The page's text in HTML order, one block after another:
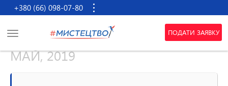
+380 (66) 098-07-80
ПОДАТИ ЗАЯВКУ
МАЙ, 2019